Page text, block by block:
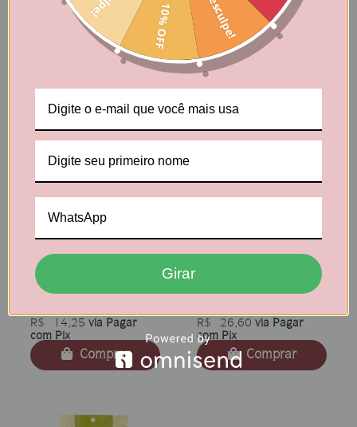
com Pix
Comprar
Pix
Comprar
Coco - Pote 200g
a partir de
R$ 14,25 via Pagar
com Pix
Comprar
R$ 26,60 via Pagar
com Pix
Comprar
Desculpe!
10% OFF
Girar